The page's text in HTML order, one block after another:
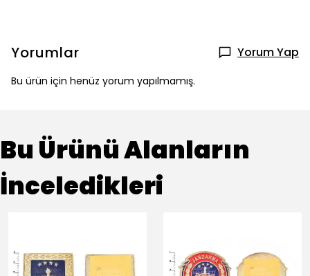
Yorumlar Yorum Yap
Bu ürün için henüz yorum yapılmamış.
Bu Ürünü Alanların
İnceledikleri